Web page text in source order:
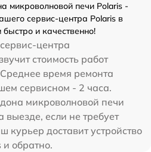
микроволновой печи Polaris -
сервис-центра Polaris в
и качественно!
центра
стоимость работ
время ремонта
сервисном - 2 часа.
микроволновой печи
выезде, если не требует
курьер доставит устройство
и обратно.